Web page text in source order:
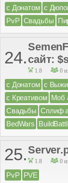
с Донатом с
PvP Свадьбы
24. сайт:
1.8 0
с Донатом с
с Креативом Моб
Свадьбы Сплиф
BedWars
25. 1.8 0
PvP PVE